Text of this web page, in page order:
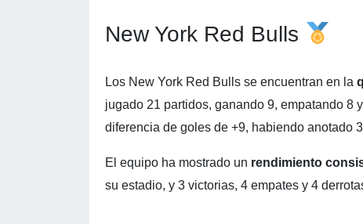
New York Red Bulls
Los New York Red Bulls se encuentran en la
jugado 21 partidos, ganando 9, empatando 8
diferencia de goles de +9, habiendo anotado
El equipo ha mostrado un rendimiento
su estadio, y 3 victorias, 4 empates y 4